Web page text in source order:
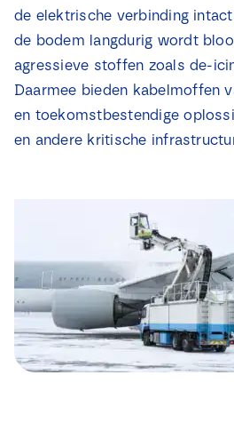
de elektrische verbinding
de bodem langdurig wordt
agressieve stoffen zoals de-
Daarmee bieden kabelmoffen
en toekomstbestendige
en andere kritische